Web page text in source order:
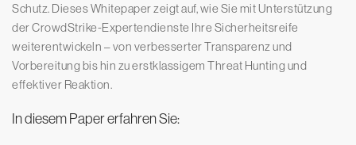
Schutz. Dieses Whitepaper zeigt auf, wie Sie mit Unterstützung
der CrowdStrike-Expertendienste Ihre Sicherheitsreife
weiterentwickeln – von verbesserter Transparenz und
Vorbereitung bis hin zu erstklassigem Threat Hunting und
effektiver Reaktion.
In diesem Paper erfahren Sie: